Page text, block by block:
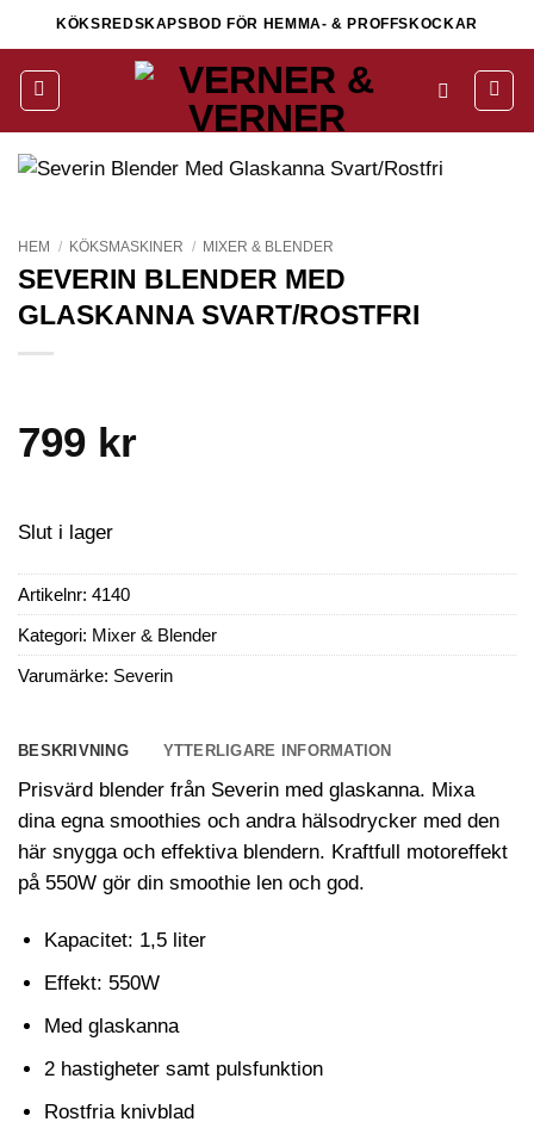
to
content
KÖKSREDSKAPSBOD FÖR HEMMA- & PROFFSKOCKAR
HEM / KÖKSMASKINER / MIXER & BLENDER
SEVERIN BLENDER MED
GLASKANNA SVART/ROSTFRI
799 kr
Slut i lager
Artikelnr: 4140
Kategori: Mixer & Blender
Varumärke: Severin
BESKRIVNING YTTERLIGARE INFORMATION
Prisvärd blender från Severin med glaskanna. Mixa
dina egna smoothies och andra hälsodrycker med den
här snygga och effektiva blendern. Kraftfull motoreffekt
på 550W gör din smoothie len och god.
Kapacitet: 1,5 liter
Effekt: 550W
Med glaskanna
2 hastigheter samt pulsfunktion
Rostfria knivblad